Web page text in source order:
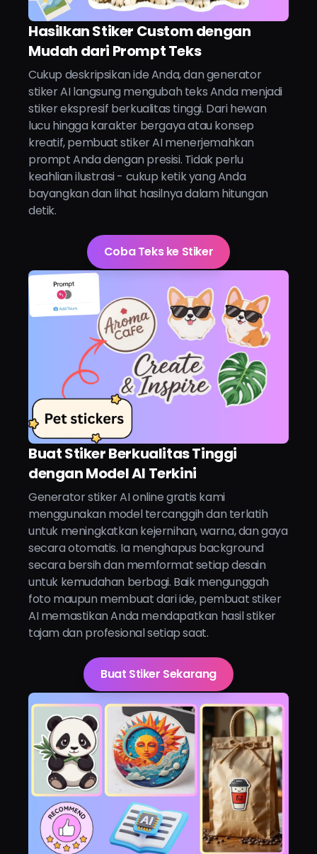
Hasilkan Stiker Custom dengan
Mudah dari Prompt Teks
Cukup deskripsikan ide Anda, dan generator
stiker AI langsung mengubah teks Anda menjadi
stiker ekspresif berkualitas tinggi. Dari hewan
lucu hingga karakter bergaya atau konsep
kreatif, pembuat stiker AI menerjemahkan
prompt Anda dengan presisi. Tidak perlu
keahlian ilustrasi - cukup ketik yang Anda
bayangkan dan lihat hasilnya dalam hitungan
detik.
Coba Teks ke Stiker
Buat Stiker Berkualitas Tinggi
dengan Model AI Terkini
Generator stiker AI online gratis kami
menggunakan model tercanggih dan terlatih
untuk meningkatkan kejernihan, warna, dan gaya
secara otomatis. Ia menghapus background
secara bersih dan memformat setiap desain
untuk kemudahan berbagi. Baik mengunggah
foto maupun membuat dari ide, pembuat stiker
AI memastikan Anda mendapatkan hasil stiker
tajam dan profesional setiap saat.
Buat Stiker Sekarang